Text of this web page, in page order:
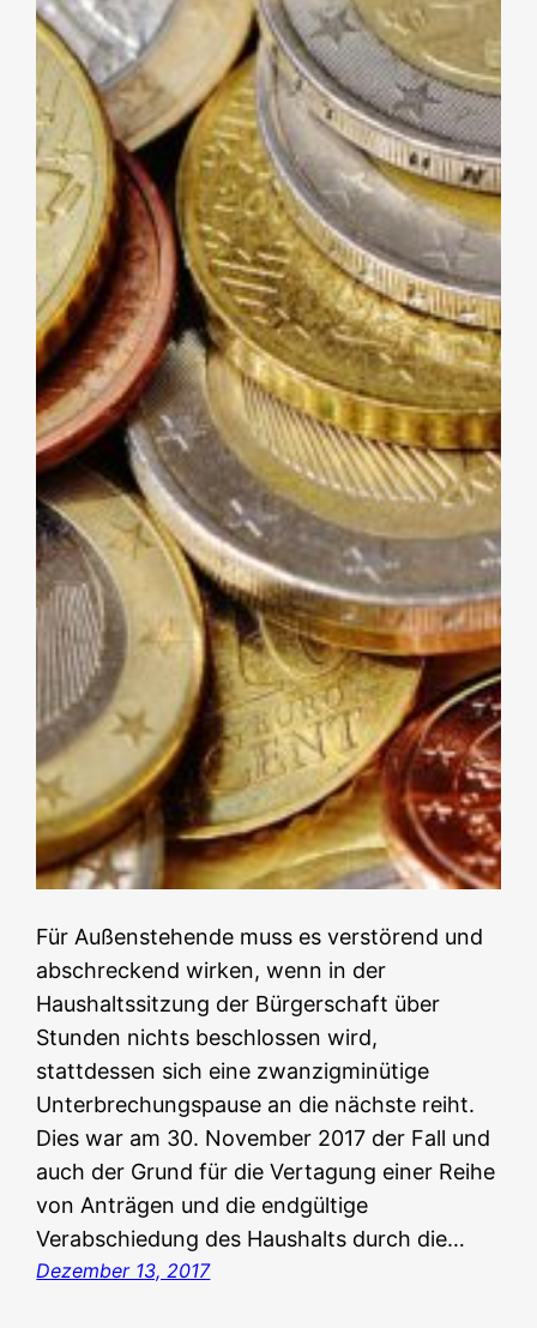
Für Außenstehende muss es verstörend und
abschreckend wirken, wenn in der
Haushaltssitzung der Bürgerschaft über
Stunden nichts beschlossen wird,
stattdessen sich eine zwanzigminütige
Unterbrechungspause an die nächste reiht.
Dies war am 30. November 2017 der Fall und
auch der Grund für die Vertagung einer Reihe
von Anträgen und die endgültige
Verabschiedung des Haushalts durch die…
Dezember 13, 2017